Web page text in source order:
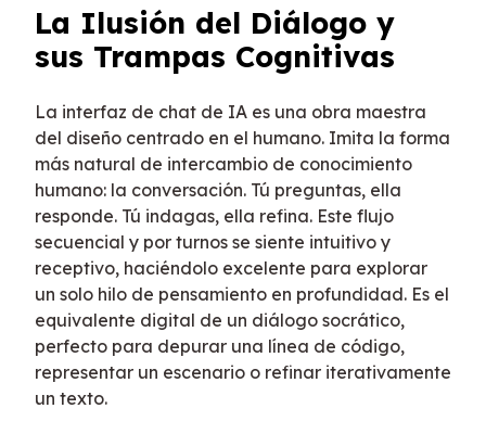
La Ilusión del Diálogo y
sus Trampas Cognitivas
La interfaz de chat de IA es una obra maestra
del diseño centrado en el humano. Imita la forma
más natural de intercambio de conocimiento
humano: la conversación. Tú preguntas, ella
responde. Tú indagas, ella refina. Este flujo
secuencial y por turnos se siente intuitivo y
receptivo, haciéndolo excelente para explorar
un solo hilo de pensamiento en profundidad. Es el
equivalente digital de un diálogo socrático,
perfecto para depurar una línea de código,
representar un escenario o refinar iterativamente
un texto.